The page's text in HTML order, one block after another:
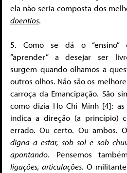
ela não seria composta dos
doentios.
5. Como se dá o “ensino”
“aprender” a desejar ser
surgem quando olhamos a
outros olhos. Não são os
carroça da Emancipação. São
como dizia Ho Chi Minh [4]: as
indica a direção (a princípio)
errado. Ou certo. Ou ambos.
digna a estar, sob sol e sob
apontando. Pensemos
ligações, articulações. O